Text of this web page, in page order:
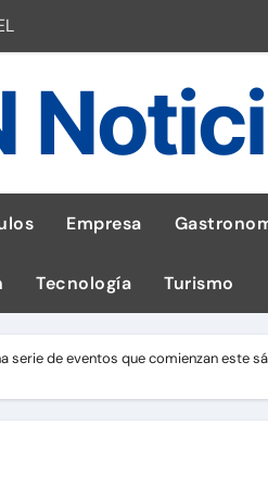
y gana una jugada gratis
volcán
seguridad
Empresa
Tecnología Turismo
serie de eventos que comienzan este